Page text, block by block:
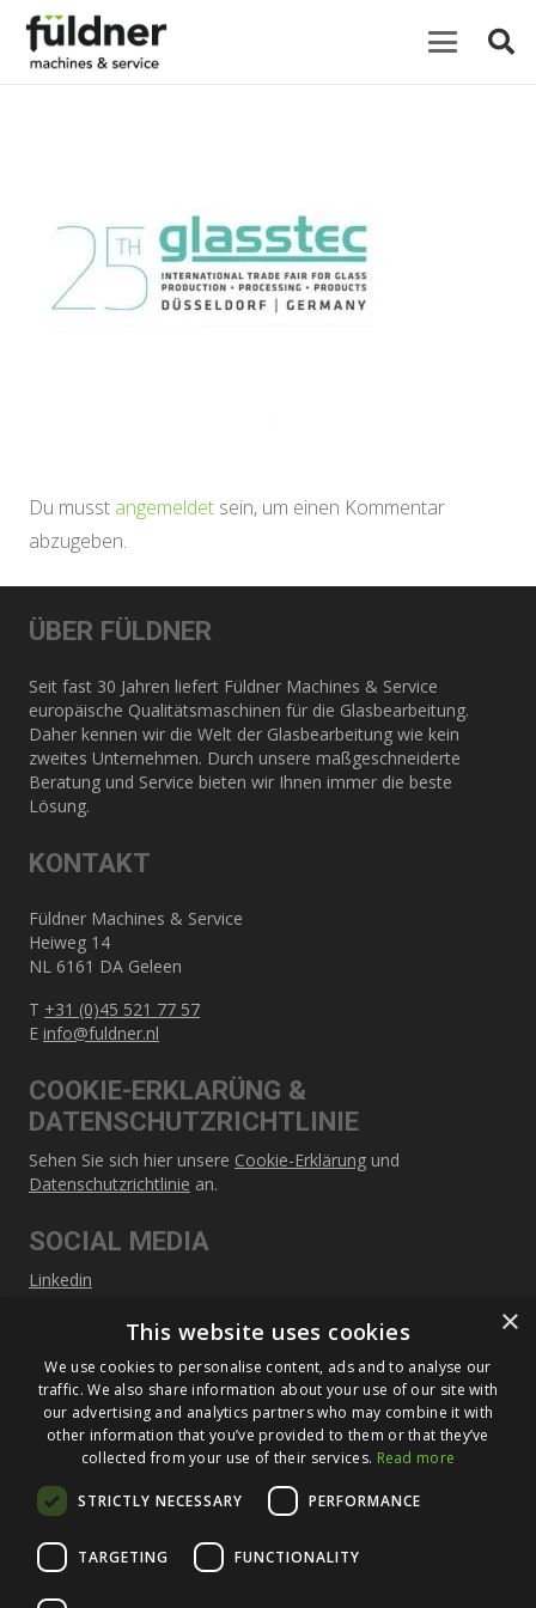
Du musst angemeldet sein, um einen Kommentar
abzugeben.
ÜBER FÜLDNER
Seit fast 30 Jahren liefert Füldner Machines & Service
europäische Qualitätsmaschinen für die Glasbearbeitung.
Daher kennen wir die Welt der Glasbearbeitung wie kein
zweites Unternehmen. Durch unsere maßgeschneiderte
Beratung und Service bieten wir Ihnen immer die beste
Lösung.
KONTAKT
Füldner Machines & Service
Heiweg 14
NL 6161 DA Geleen
T +31 (0)45 521 77 57
E info@fuldner.nl
COOKIE-ERKLARÜNG &
DATENSCHUTZRICHTLINIE
Sehen Sie sich hier unsere Cookie-Erklärung und
Datenschutzrichtlinie an.
SOCIAL MEDIA
Linkedin
SITEMAP
Über Füldner
Maschinen
Service
Neuigkeiten und Veranstaltungen
Kontakt
×
This website uses cookies
We use cookies to personalise content, ads and to analyse our
traffic. We also share information about your use of our site with
our advertising and analytics partners who may combine it with
other information that you’ve provided to them or that they’ve
collected from your use of their services. Read more
STRICTLY NECESSARY PERFORMANCE
TARGETING FUNCTIONALITY